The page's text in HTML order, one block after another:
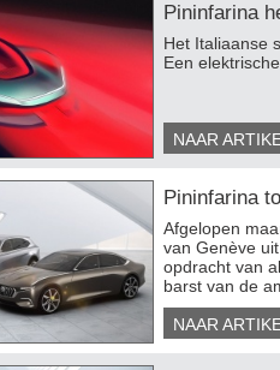
Pininfarina
Het Italiaanse
Een
NAAR
Pininfarina
​Afgelopen
van Genève
opdracht van
barst van de
NAAR
GLA 45 AMG
10 FOTO'S